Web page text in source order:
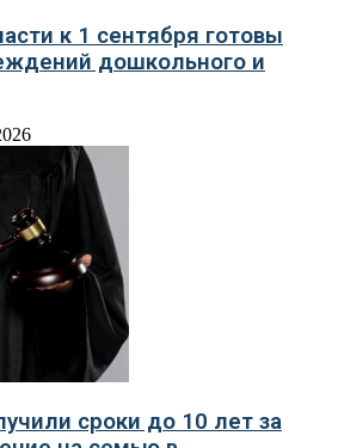
к 1 сентября готовы
дошкольного и
сроки до 10 лет за